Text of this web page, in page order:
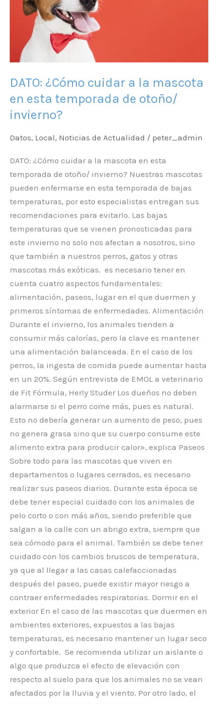
DATO: ¿Cómo cuidar a la mascota
en esta temporada de otoño/
invierno?
Datos, Local, Noticias de Actualidad / peter_admin
DATO: ¿Cómo cuidar a la mascota en esta
temporada de otoño/ invierno? Nuestras mascotas
pueden enfermarse en esta temporada de bajas
temperaturas, por esto especialistas entregan sus
recomendaciones para evitarlo. Las bajas
temperaturas que se vienen pronosticadas para
este invierno no solo nos afectan a nosotros, sino
que también a nuestros perros, gatos y otras
mascotas más exóticas. es necesario tener en
cuenta cuatro aspectos fundamentales:
alimentación, paseos, lugar en el que duermen y
primeros síntomas de enfermedades. Alimentación
Durante el invierno, los animales tienden a
consumir más calorías, pero la clave es mantener
una alimentación balanceada. En el caso de los
perros, la ingesta de comida puede aumentar hasta
en un 20%. Según entrevista de EMOL a veterinario
de Fit Fórmula, Herly Studer Los dueños no deben
alarmarse si el perro come más, pues es natural.
Esto no debería generar un aumento de peso, pues
no genera grasa sino que su cuerpo consume este
alimento extra para producir calor», explica Paseos
Sobre todo para las mascotas que viven en
departamentos o lugares cerrados, es necesario
realizar sus paseos diarios. Durante esta época se
debe tener especial cuidado con los animales de
pelo corto o con más años, siendo preferible que
salgan a la calle con un abrigo extra, siempre que
sea cómodo para el animal. También se debe tener
cuidado con los cambios bruscos de temperatura,
ya que al llegar a las casas calefaccionadas
después del paseo, puede existir mayor riesgo a
contraer enfermedades respiratorias. Dormir en el
exterior En el caso de las mascotas que duermen en
ambientes exteriores, expuestos a las bajas
temperaturas, es necesario mantener un lugar seco
y confortable. Se recomienda utilizar un aislante o
algo que produzca el efecto de elevación con
respecto al suelo para que los animales no se vean
afectados por la lluvia y el viento. Por otro lado, el
mascota
esta
de